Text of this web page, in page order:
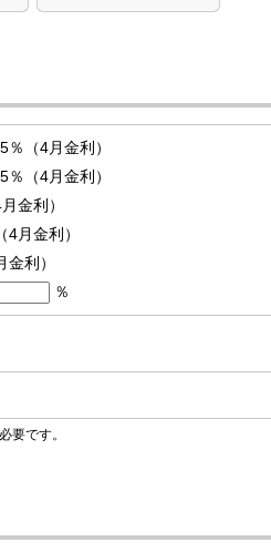
（4月金利）
（4月金利）
金利）
月金利）
利）
％
要です。